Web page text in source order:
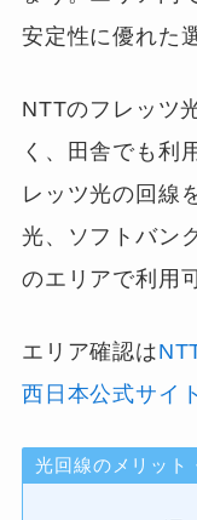
安定性に優れた
NTTのフレッツ
く、田舎でも利
レッツ光の回線
光、ソフトバン
のエリアで利用
エリア確認は
西日本公式サイト
光回線のメリット